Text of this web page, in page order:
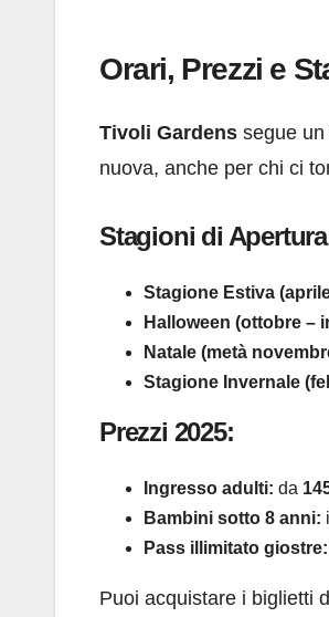
Orari, Prezzi e
Tivoli Gardens segue
nuova, anche per chi ci
Stagioni di
Stagione Estiva
Halloween (ottobre –
Natale (metà
Stagione Invernale
Prezzi 2025:
Ingresso adulti: da
Bambini sotto 8 anni:
Pass illimitato giostre:
Puoi acquistare i biglietti